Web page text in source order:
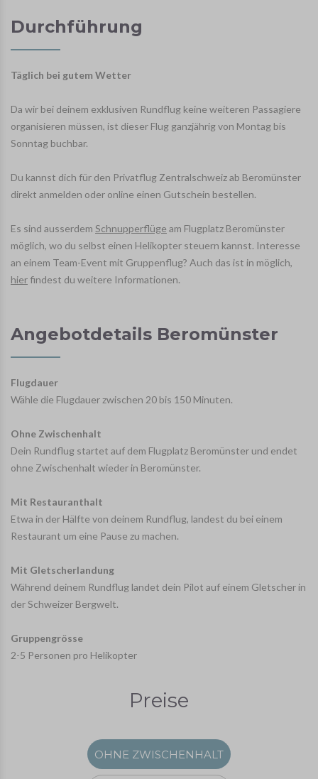
Durchführung
Täglich bei gutem Wetter
Da wir bei deinem exklusiven Rundflug keine weiteren Passagiere
organisieren müssen, ist dieser Flug ganzjährig von Montag bis
Sonntag buchbar.
Du kannst dich für den Privatflug Zentralschweiz ab Beromünster
direkt anmelden oder online einen Gutschein bestellen.
Es sind ausserdem Schnupperflüge am Flugplatz Beromünster
möglich, wo du selbst einen Helikopter steuern kannst. Interesse
an einem Team-Event mit Gruppenflug? Auch das ist in möglich,
hier findest du weitere Informationen.
Angebotdetails Beromünster
Flugdauer
Wähle die Flugdauer zwischen 20 bis 150 Minuten.
Ohne Zwischenhalt
Dein Rundflug startet auf dem Flugplatz Beromünster und endet
ohne Zwischenhalt wieder in Beromünster.
Mit Restauranthalt
Etwa in der Hälfte von deinem Rundflug, landest du bei einem
Restaurant um eine Pause zu machen.
Mit Gletscherlandung
Während deinem Rundflug landet dein Pilot auf einem Gletscher in
der Schweizer Bergwelt.
Gruppengrösse
2-5 Personen pro Helikopter
Preise
OHNE ZWISCHENHALT